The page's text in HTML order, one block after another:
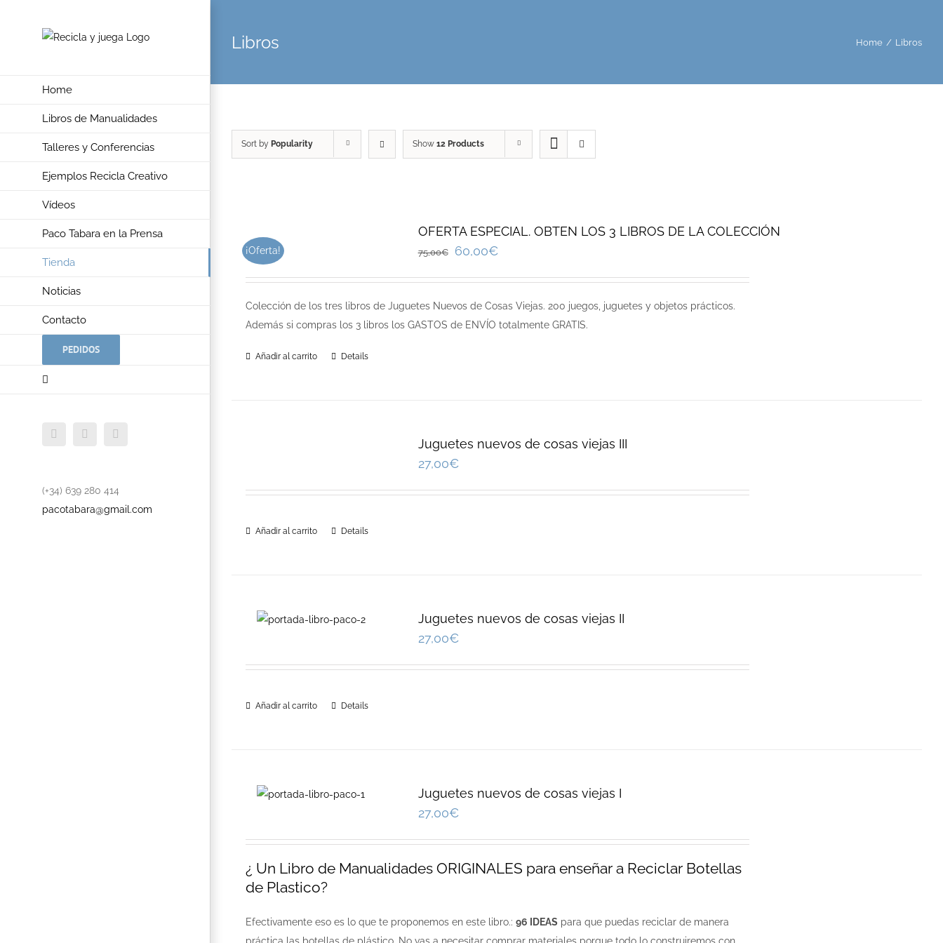
Home
Libros de Manualidades
Talleres y Conferencias
Ejemplos Recicla Creativo
Vídeos
Paco Tabara en la Prensa
Tienda
Noticias
Contacto
PEDIDOS
FacebookTwitter
(+34) 639 280 414
pacotabara@gmail.com
Libros Home / Libros
Sort by Popularity Show 12 Products
¡Oferta!
OFERTA ESPECIAL. OBTEN LOS 3 LIBROS DE LA COLECCIÓN
75,00€ 60,00€
Colección de los tres libros de Juguetes Nuevos de Cosas Viejas. 200 juegos, juguetes y objetos prácticos.
Además si compras los 3 libros los GASTOS de ENVÍO totalmente GRATIS.
Añadir al carrito Details
Juguetes nuevos de cosas viejas III
27,00€
Añadir al carrito Details
Juguetes nuevos de cosas viejas II
27,00€
Añadir al carrito Details
Juguetes nuevos de cosas viejas I
27,00€
¿ Un Libro de Manualidades ORIGINALES para enseñar a Reciclar Botellas
de Plastico?
Efectivamente eso es lo que te proponemos en este libro.: 96 IDEAS para que puedas reciclar de manera